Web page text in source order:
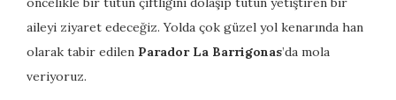
aileyi ziyaret edeceğiz. Yolda çok güzel yol kenarında han
olarak tabir edilen Parador La Barrigonas’da mola
veriyoruz.